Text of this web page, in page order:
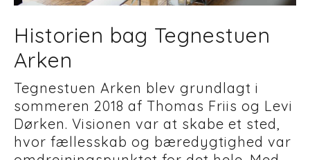
Historien bag Tegnestuen
Arken
Tegnestuen Arken blev grundlagt i
sommeren 2018 af Thomas Friis og Levi
Dørken. Visionen var at skabe et sted,
hvor fællesskab og bæredygtighed var